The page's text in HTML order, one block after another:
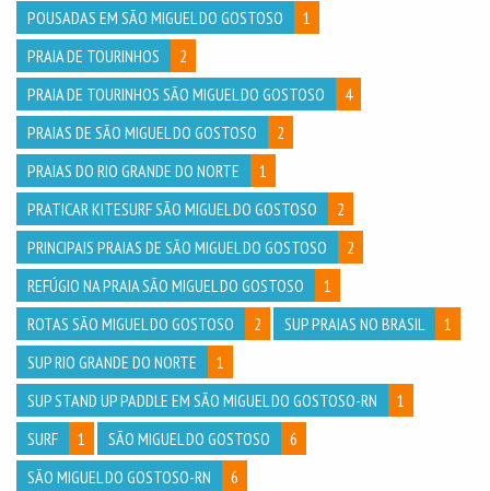
POUSADAS EM SÃO MIGUEL DO GOSTOSO
1
PRAIA DE TOURINHOS
2
PRAIA DE TOURINHOS SÃO MIGUEL DO GOSTOSO
4
PRAIAS DE SÃO MIGUEL DO GOSTOSO
2
PRAIAS DO RIO GRANDE DO NORTE
1
PRATICAR KITESURF SÃO MIGUEL DO GOSTOSO
2
PRINCIPAIS PRAIAS DE SÃO MIGUEL DO GOSTOSO
2
REFÚGIO NA PRAIA SÃO MIGUEL DO GOSTOSO
1
ROTAS SÃO MIGUEL DO GOSTOSO
2 SUP PRAIAS NO BRASIL
1
SUP RIO GRANDE DO NORTE
1
SUP STAND UP PADDLE EM SÃO MIGUEL DO GOSTOSO-RN
1
SURF
1 SÃO MIGUEL DO GOSTOSO
6
SÃO MIGUEL DO GOSTOSO-RN
6